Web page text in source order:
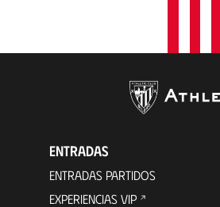
ENTRADAS
ENTRADAS PARTIDOS
EXPERIENCIAS VIP